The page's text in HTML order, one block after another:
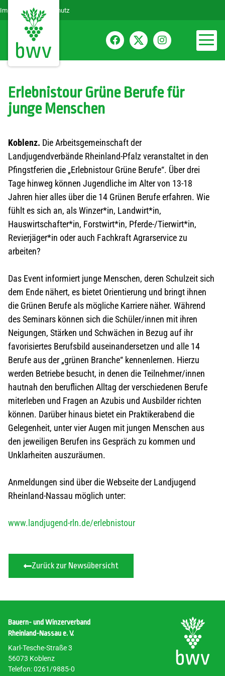
ImpressumDatenschutz
Erlebnistour Grüne Berufe für
junge Menschen
Koblenz. Die Arbeitsgemeinschaft der
Landjugendverbände Rheinland-Pfalz veranstaltet in den
Pfingstferien die „Erlebnistour Grüne Berufe“. Über drei
Tage hinweg können Jugendliche im Alter von 13-18
Jahren hier alles über die 14 Grünen Berufe erfahren. Wie
fühlt es sich an, als Winzer*in, Landwirt*in,
Hauswirtschafter*in, Forstwirt*in, Pferde-/Tierwirt*in,
Revierjäger*in oder auch Fachkraft Agrarservice zu
arbeiten?
Das Event informiert junge Menschen, deren Schulzeit sich
dem Ende nähert, es bietet Orientierung und bringt ihnen
die Grünen Berufe als mögliche Karriere näher. Während
des Seminars können sich die Schüler/innen mit ihren
Neigungen, Stärken und Schwächen in Bezug auf ihr
favorisiertes Berufsbild auseinandersetzen und alle 14
Berufe aus der „grünen Branche“ kennenlernen. Hierzu
werden Betriebe besucht, in denen die Teilnehmer/innen
hautnah den beruflichen Alltag der verschiedenen Berufe
miterleben und Fragen an Azubis und Ausbilder richten
können. Darüber hinaus bietet ein Praktikerabend die
Gelegenheit, unter vier Augen mit jungen Menschen aus
den jeweiligen Berufen ins Gespräch zu kommen und
Unklarheiten auszuräumen.
Anmeldungen sind über die Webseite der Landjugend
Rheinland-Nassau möglich unter:
www.landjugend-rln.de/erlebnistour
Zurück zur Newsübersicht
Bauern- und Winzerverband
Rheinland-Nassau e. V.
Karl-Tesche-Straße 3
56073 Koblenz
Telefon: 0261/9885-0